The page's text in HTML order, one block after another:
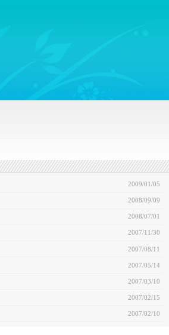
2009/01/05
2008/09/09
2008/07/01
2007/11/30
2007/08/11
2007/05/14
2007/03/10
2007/02/15
2007/02/10